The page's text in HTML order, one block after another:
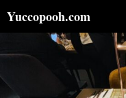
ン
ン
へ
Yuccopooh.com
索